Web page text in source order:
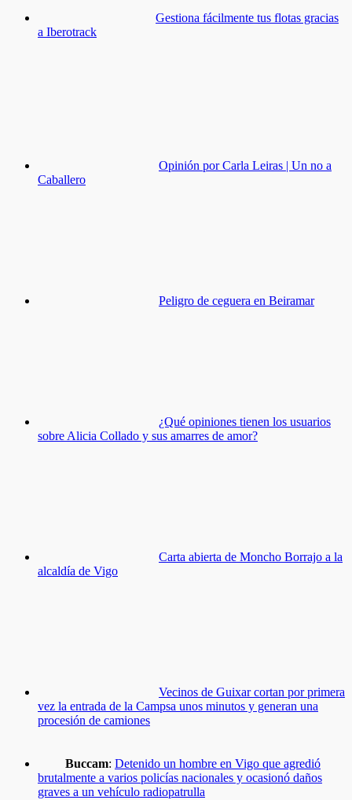
Gestiona fácilmente tus flotas gracias
a Iberotrack
Opinión por Carla Leiras | Un no a
Caballero
Peligro de ceguera en Beiramar
¿Qué opiniones tienen los usuarios
sobre Alicia Collado y sus amarres de amor?
Carta abierta de Moncho Borrajo a la
alcaldía de Vigo
Vecinos de Guixar cortan por primera
vez la entrada de la Campsa unos minutos y generan una
procesión de camiones
Buccam: Detenido un hombre en Vigo que agredió
brutalmente a varios policías nacionales y ocasionó daños
graves a un vehículo radiopatrulla